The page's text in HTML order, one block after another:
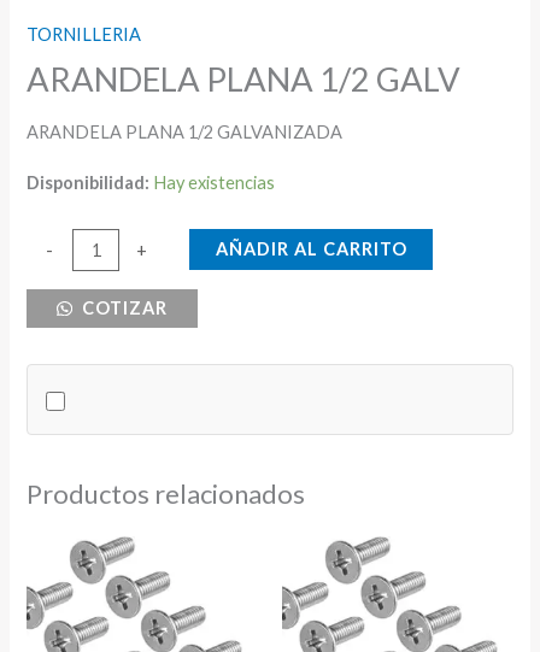
TORNILLERIA
ARANDELA PLANA 1/2 GALV
ARANDELA PLANA 1/2 GALVANIZADA
Disponibilidad: Hay existencias
-
ARANDELA
PLANA
+ AÑADIR AL CARRITO
COTIZAR
Productos relacionados